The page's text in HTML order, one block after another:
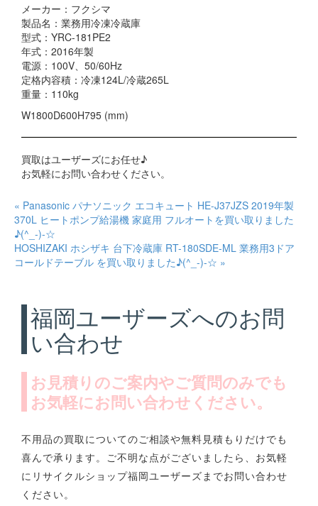
メーカー：フクシマ
製品名：業務用冷凍冷蔵庫
型式：YRC-181PE2
年式：2016年製
電源：100V、50/60Hz
定格内容積：冷凍124L/冷蔵265L
重量：110kg
W1800D600H795 (mm)
買取はユーザーズにお任せ♪
お気軽にお問い合わせください。
« Panasonic パナソニック エコキュート HE-J37JZS 2019年製
370L ヒートポンプ給湯機 家庭用 フルオートを買い取りました
♪(^_-)-☆
HOSHIZAKI ホシザキ 台下冷蔵庫 RT-180SDE-ML 業務用3ドア
コールドテーブル を買い取りました♪(^_-)-☆ »
福岡ユーザーズへのお問
い合わせ
お見積りのご案内やご質問のみでも
お気軽にお問い合わせください。
不用品の買取についてのご相談や無料見積もりだけでも
喜んで承ります。ご不明な点がございましたら、お気軽
にリサイクルショップ福岡ユーザーズまでお問い合わせ
ください。